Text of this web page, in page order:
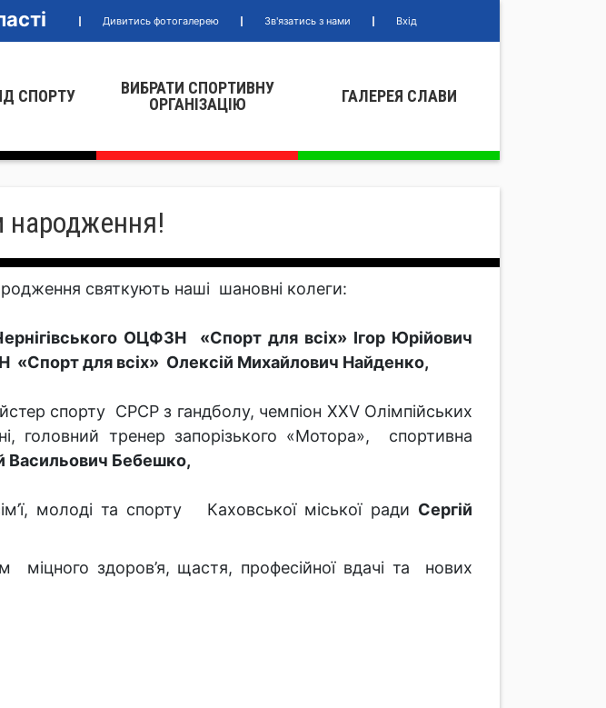
Дивитись фотогалерею Зв'язатись з нами Вхід
СПОРТУ
ВИБРАТИ СПОРТИВНУ
ОРГАНIЗАЦIЮ
ГАЛЕРЕЯ СЛАВИ
народження!
святкують наші шановні колеги:
ОЦФЗН «Спорт для всіх» Ігор Юрійович
для всіх» Олексій Михайлович Найденко,
спорту СРСР з гандболу, чемпіон ХХV Олімпійських
головний тренер запорізького «Мотора», спортивна
Васильович Бебешко,
молоді та спорту Каховської міської ради Сергій
здоров’я, щастя, професійної вдачі та нових